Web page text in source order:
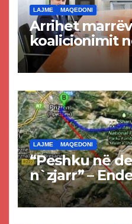
LAJME MAQEDONI
Arrihet
koalicionimit
Kurtit dhe
LAJME MAQEDONI
“Peshku në
n`zjarr” –
projekti i
Tetovës nis